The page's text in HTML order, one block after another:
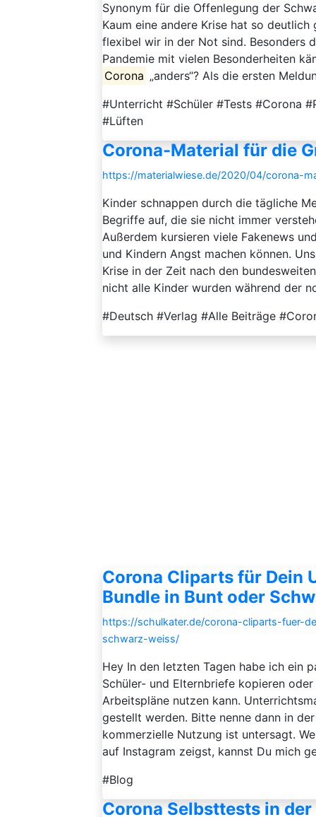
Synonym für die Offenlegung der
Kaum eine andere Krise hat so
flexibel wir in der Not sind. Besonders
Pandemie mit vielen Besonderheiten
Corona „anders“? Als die ersten
#Unterricht #Schüler #Tests #Corona
#Lüften
Corona-Material für die
https://materialwiese.de/2020/04/corona-
Kinder schnappen durch die tägliche
Begriffe auf, die sie nicht immer
Außerdem kursieren viele Fakenews
und Kindern Angst machen können.
Krise in der Zeit nach den
nicht alle Kinder wurden während der
#Deutsch #Verlag #Alle Beiträge
Corona Cliparts für Dein
Bundle in Bunt oder
https://schulkater.de/corona-cliparts-fuer-
schwarz-weiss/
Hey In den letzten Tagen habe ich ein
Schüler- und Elternbriefe kopieren
Arbeitspläne nutzen kann.
gestellt werden. Bitte nenne dann in
kommerzielle Nutzung ist untersagt.
auf Instagram zeigst, kannst Du mich
#Blog
Corona Selbsttests in